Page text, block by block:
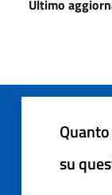
Ultimo
su